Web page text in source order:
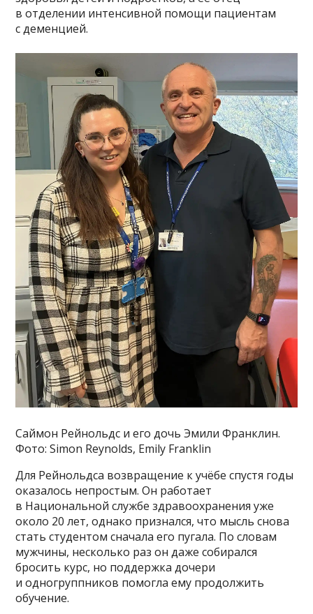
в отделении интенсивной помощи пациентам
с деменцией.
Саймон Рейнольдс и его дочь Эмили Франклин.
Фото: Simon Reynolds, Emily Franklin
Для Рейнольдса возвращение к учёбе спустя годы
оказалось непростым. Он работает
в Национальной службе здравоохранения уже
около 20 лет, однако признался, что мысль снова
стать студентом сначала его пугала. По словам
мужчины, несколько раз он даже собирался
бросить курс, но поддержка дочери
и одногруппников помогла ему продолжить
обучение.